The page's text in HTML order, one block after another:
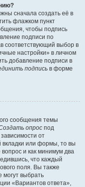
сначала создать её в
флажком пункт
чтобы подпись
подписи по
соответствующий выбор в
настройки» в личном
добавление подписи в
подпись в форме
сообщения темы
опрос под
от
вкладки или формы, то вы
и как минимум два
что каждый
поля. Вы также
могут выбрать
«Вариантов ответа»,